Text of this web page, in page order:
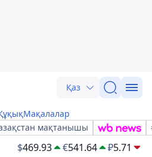
Қаз
Мақалалар
мақтанышы
$469.93 €541.64 ₽5.71